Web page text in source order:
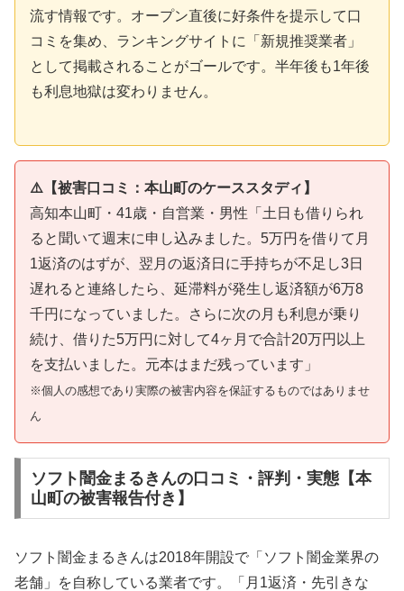
流す情報です。オープン直後に好条件を提示して口
コミを集め、ランキングサイトに「新規推奨業者」
として掲載されることがゴールです。半年後も1年後
も利息地獄は変わりません。
⚠️【被害口コミ：本山町のケーススタディ】
高知本山町・41歳・自営業・男性「土日も借りられ
ると聞いて週末に申し込みました。5万円を借りて月
1返済のはずが、翌月の返済日に手持ちが不足し3日
遅れると連絡したら、延滞料が発生し返済額が6万8
千円になっていました。さらに次の月も利息が乗り
続け、借りた5万円に対して4ヶ月で合計20万円以上
を支払いました。元本はまだ残っています」
※個人の感想であり実際の被害内容を保証するものではありませ
ん
ソフト闇金まるきんの口コミ・評判・実態【本
山町の被害報告付き】
ソフト闇金まるきんは2018年開設で「ソフト闇金業界の
老舗」を自称している業者です。「月1返済・先引きな